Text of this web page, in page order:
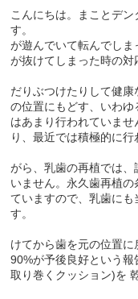
こんにちは。まことデ
す
が遊んでいて転
が抜けてしまった時の
も
だりぶつけたりして健
の位置にもどす、いわ
はあまり行われていま
り、最近では積極
し
がら、乳歯の再植では
いません。永久歯再植
ていますので、乳歯にも
す
①
けてから歯を元の位置
90%が予後良好という
取り巻くクッシ